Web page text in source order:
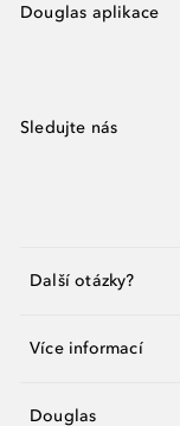
Douglas aplikace
Sledujte nás
Další otázky?
Více informací
Douglas